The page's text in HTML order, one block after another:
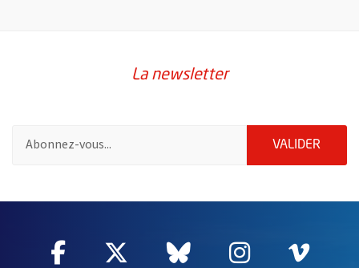
La newsletter
VALIDER
Facebook
, Ouvre une nouvelle fenêtre
Twitter
, Ouvre une nouvelle
Bluesky
, Ouvre une
Instagram
, Ouvre
,